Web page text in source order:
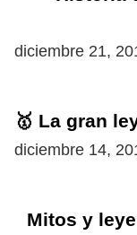
diciembre 21,
🥇 La gran
diciembre 14,
Mitos y